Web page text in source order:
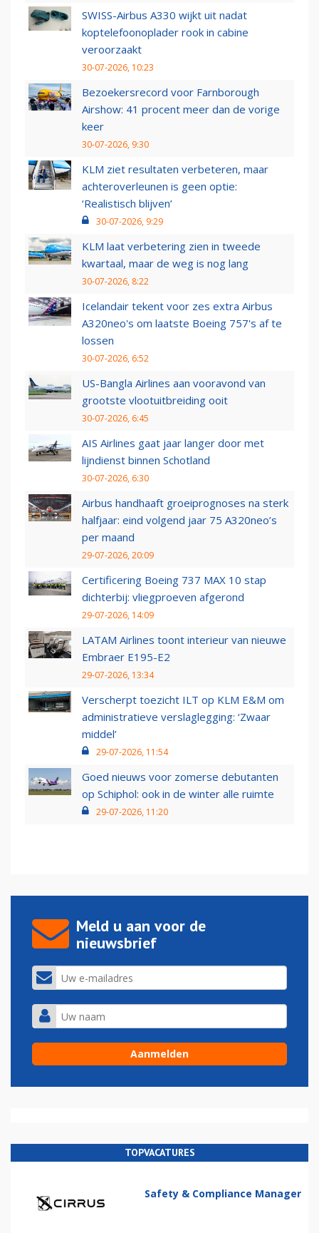
SWISS-Airbus A330 wijkt uit nadat
koptelefoonoplader rook in cabine
veroorzaakt
30-07-2026, 10:23
Bezoekersrecord voor Farnborough
Airshow: 41 procent meer dan de vorige
keer
30-07-2026, 9:30
KLM ziet resultaten verbeteren, maar
achteroverleunen is geen optie:
‘Realistisch blijven’
30-07-2026, 9:29
KLM laat verbetering zien in tweede
kwartaal, maar de weg is nog lang
30-07-2026, 8:22
Icelandair tekent voor zes extra Airbus
A320neo's om laatste Boeing 757's af te
lossen
30-07-2026, 6:52
US-Bangla Airlines aan vooravond van
grootste vlootuitbreiding ooit
30-07-2026, 6:45
AIS Airlines gaat jaar langer door met
lijndienst binnen Schotland
30-07-2026, 6:30
Airbus handhaaft groeiprognoses na sterk
halfjaar: eind volgend jaar 75 A320neo’s
per maand
29-07-2026, 20:09
Certificering Boeing 737 MAX 10 stap
dichterbij: vliegproeven afgerond
29-07-2026, 14:09
LATAM Airlines toont interieur van nieuwe
Embraer E195-E2
29-07-2026, 13:34
Verscherpt toezicht ILT op KLM E&M om
administratieve verslaglegging: ‘Zwaar
middel’
29-07-2026, 11:54
Goed nieuws voor zomerse debutanten
op Schiphol: ook in de winter alle ruimte
29-07-2026, 11:20
Meld u aan voor de
nieuwsbrief
TOPVACATURES
Safety & Compliance Manager